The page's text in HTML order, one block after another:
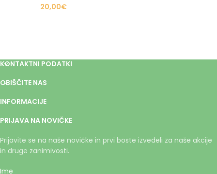
20,00€
KONTAKTNI PODATKI
OBIŠČITE NAS
INFORMACIJE
PRIJAVA NA NOVIČKE
Prijavite se na naše novičke in prvi boste izvedeli za naše akcije
in druge zanimivosti.
Ime